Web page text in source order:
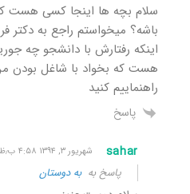
سلام بچه ها اینجا کسی هست
باشه؟ میخواستم راجع به دکتر
اینکه رفتارش با دانشجو چه
هست که بخواد با شاغل بودن
راهنماییم کنید
پاسخ
sahar شهریور ۳, ۱۳۹۴ ۴:۵۸ ب٫ظ
پاسخ بهبه دوستان